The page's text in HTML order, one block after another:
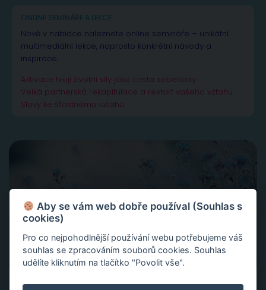
ONLINE SEMINÁŘE A LEKCE
Nově v nabídce naleznete online semináře – unikátní
multimediální lekce, naprosto konkrétní návody a
inspirace.
Aktivace tvojí životní síly jako cesta sebelásky
Velká partnerská rekapitulace a restart vašeho vztahu
Slovy ke šťastnému vztahu
Aby se vám web dobře používal (Souhlas s
cookies)
Pro co nejpohodlnější používání webu potřebujeme váš
souhlas se zpracováním souborů cookies. Souhlas
udělíte kliknutím na tlačítko "Povolit vše".